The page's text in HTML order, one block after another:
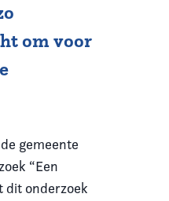
om voor
gemeente
“Een
dit onderzoek